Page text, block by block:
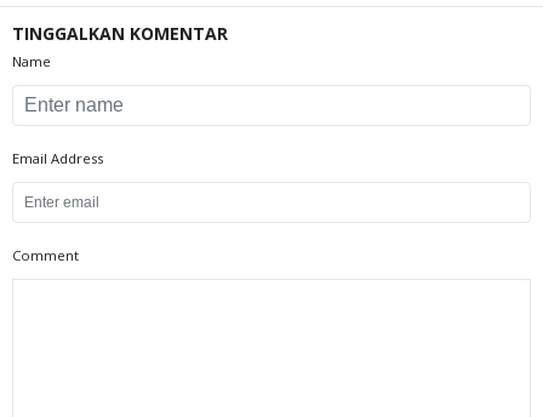
TINGGALKAN KOMENTAR
Name
Email Address
Comment